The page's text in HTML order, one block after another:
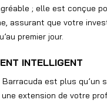
; elle est conçue
assurant que votre
premier jour.
INTELLIGENT
est plus qu’un
extension de votre